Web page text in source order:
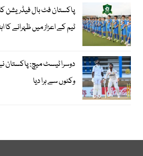
پاکستان فٹ بال فیڈریشن
ٹیم کے اعزاز میں ظہرانے کا
وکٹوں سے ہرا دیا